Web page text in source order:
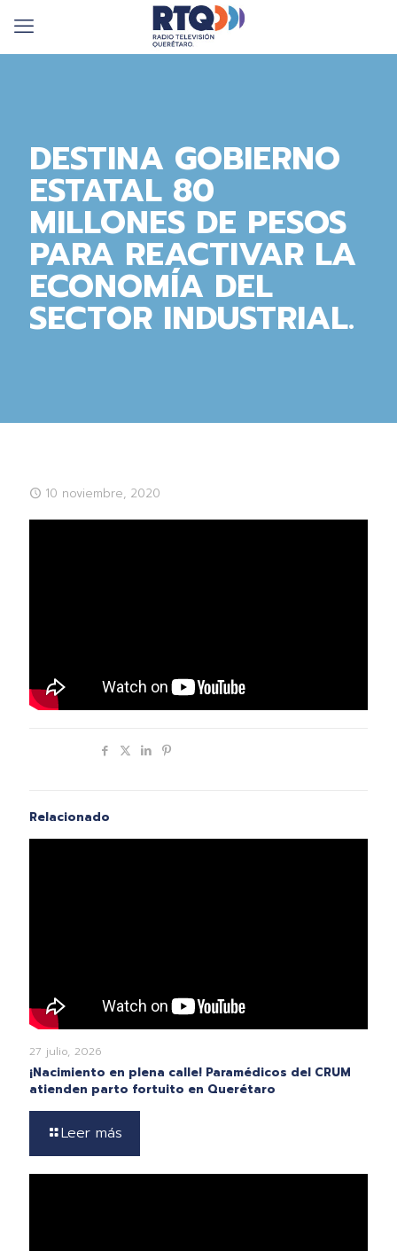
DESTINA GOBIERNO
ESTATAL 80
MILLONES DE PESOS
PARA REACTIVAR LA
ECONOMÍA DEL
SECTOR INDUSTRIAL.
10 noviembre, 2020
Relacionado
27 julio, 2026
¡Nacimiento en plena calle! Paramédicos del CRUM
atienden parto fortuito en Querétaro
Leer más